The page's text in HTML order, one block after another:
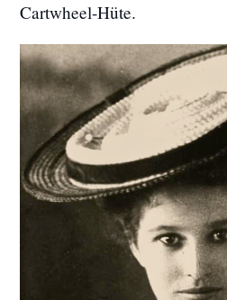
Cartwheel-Hüte.